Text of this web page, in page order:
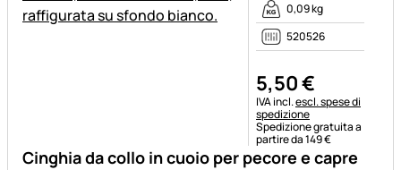
Cinghia da collo in cuoio per pecore e capre
0,09 kg
520526
5,50€
Informazioni fiscali:
IVA incl.escl. spese di
spedizione
Spedizione gratuita a
partire da 149 €